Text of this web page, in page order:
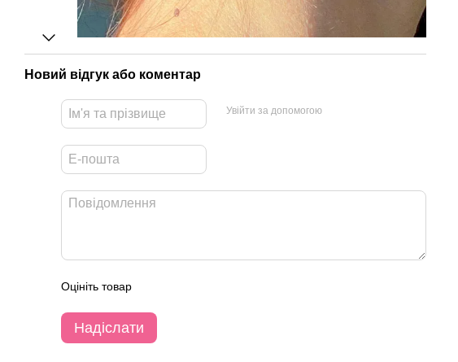
Новий відгук або коментар
Увійти за допомогою
Оцініть товар
Надіслати